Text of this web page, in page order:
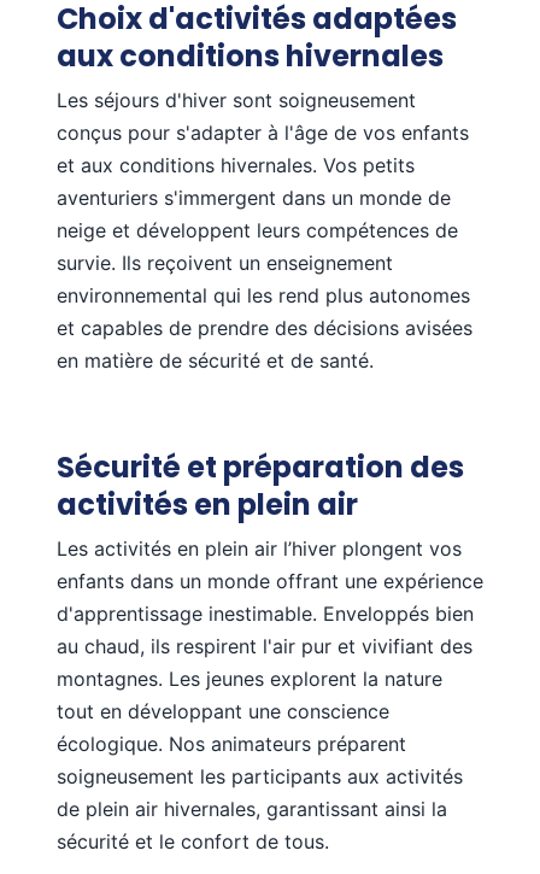
Choix d'activités adaptées
aux conditions hivernales
Les séjours d'hiver sont soigneusement
conçus pour s'adapter à l'âge de vos enfants
et aux conditions hivernales. Vos petits
aventuriers s'immergent dans un monde de
neige et développent leurs compétences de
survie. Ils reçoivent un enseignement
environnemental qui les rend plus autonomes
et capables de prendre des décisions avisées
en matière de sécurité et de santé.
Sécurité et préparation des
activités en plein air
Les activités en plein air l’hiver plongent vos
enfants dans un monde offrant une expérience
d'apprentissage inestimable. Enveloppés bien
au chaud, ils respirent l'air pur et vivifiant des
montagnes. Les jeunes explorent la nature
tout en développant une conscience
écologique. Nos animateurs préparent
soigneusement les participants aux activités
de plein air hivernales, garantissant ainsi la
sécurité et le confort de tous.